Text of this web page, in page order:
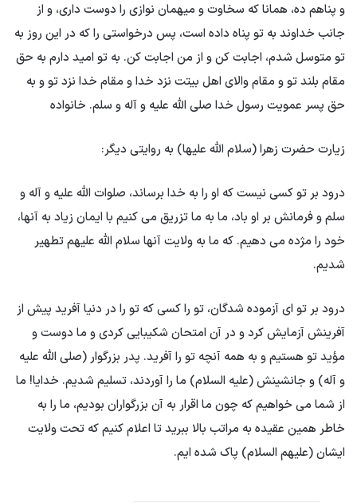
و پناهم ده، همانا که سخاوت و میهمان نوازی را دوست داری، و از
جانب خداوند به تو پناه داده است، پس درخواستی را که در این روز به
تو متوسل شدم، اجابت کن و از من اجابت کن. به تو امید دارم به حق
مقام بلند تو و مقام والای اهل بیتت نزد خدا و مقام خدا نزد تو و به
حق پسر عمویت رسول خدا صلی الله علیه و آله و سلم. خانواده
زیارت حضرت زهرا (سلام الله علیها) به روایتی دیگر:
درود بر تو کسی نیست که او را به خدا برساند، صلوات الله علیه و آله و
سلم و فرمانش بر او باد، ما به ما تزریق می کنیم با ایمان زیاد به آنها،
خود را مژده می دهیم. که ما به ولایت آنها سلام الله علیهم تطهیر
شدیم.
درود بر تو اى آزموده شدگان، تو را كسى كه تو را در دنيا آفريد پيش از
آفرينش آزمايش كرد و در آن امتحان شكيبايى كردى و ما دوست و
مؤيد تو هستيم و به همه آنچه تو را آفريد. پدر بزرگوار (صلی الله علیه
و آله) و جانشینش (علیه السلام) ما را آوردند، تسلیم شدیم. خدایا! ما
از شما می خواهیم که چون ما اقرار به آن بزرگواران بودیم، ما را به
خاطر همین عقیده به مراتب بالا ببرید تا اعلام کنیم که تحت ولایت
ایشان (علیهم السلام) پاک شده ایم.